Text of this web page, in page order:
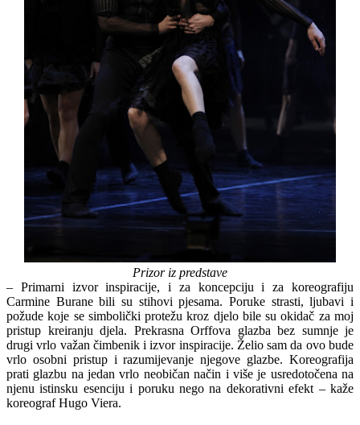
Prizor iz predstave
– Primarni izvor inspiracije, i za koncepciju i za koreografiju
Carmine Burane bili su stihovi pjesama. Poruke strasti, ljubavi i
požude koje se simbolički protežu kroz djelo bile su okidač za moj
pristup kreiranju djela. Prekrasna Orffova glazba bez sumnje je
drugi vrlo važan čimbenik i izvor inspiracije. Želio sam da ovo bude
vrlo osobni pristup i razumijevanje njegove glazbe. Koreografija
prati glazbu na jedan vrlo neobičan način i više je usredotočena na
njenu istinsku esenciju i poruku nego na dekorativni efekt – kaže
koreograf Hugo Viera.